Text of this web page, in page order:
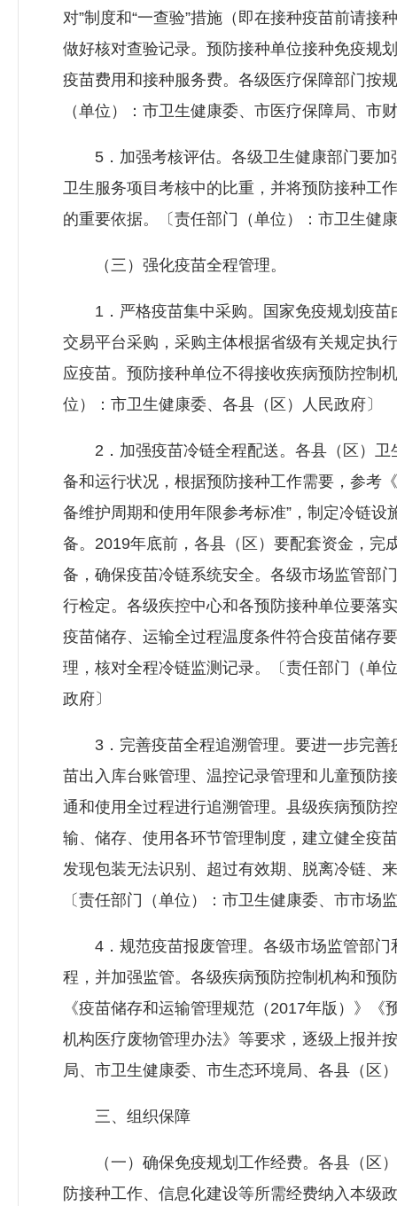
对”制度和“一查验”措施（即在接种疫苗前请
做好核对查验记录。预防接种单位接种免疫规
疫苗费用和接种服务费。各级医疗保障部门按
（单位）：市卫生健康委、市医疗保障局、市
5．加强考核评估。各级卫生健康部门要加
卫生服务项目考核中的比重，并将预防接种工
的重要依据。〔责任部门（单位）：市卫生健
（三）强化疫苗全程管理。
1．严格疫苗集中采购。国家免疫规划疫苗
交易平台采购，采购主体根据省级有关规定执
应疫苗。预防接种单位不得接收疾病预防控制
位）：市卫生健康委、各县（区）人民政府〕
2．加强疫苗冷链全程配送。各县（区）卫
备和运行状况，根据预防接种工作需要，参考
备维护周期和使用年限参考标准”，制定冷链
备。2019年底前，各县（区）要配套资金，完
备，确保疫苗冷链系统安全。各级市场监管部
行检定。各级疾控中心和各预防接种单位要落
疫苗储存、运输全过程温度条件符合疫苗储存
理，核对全程冷链监测记录。〔责任部门（单
政府〕
3．完善疫苗全程追溯管理。要进一步完善
苗出入库台账管理、温控记录管理和儿童预防
通和使用全过程进行追溯管理。县级疾病预防
输、储存、使用各环节管理制度，建立健全疫
发现包装无法识别、超过有效期、脱离冷链、
〔责任部门（单位）：市卫生健康委、市市场
4．规范疫苗报废管理。各级市场监管部门
程，并加强监管。各级疾病预防控制机构和预
《疫苗储存和运输管理规范（2017年版）》
机构医疗废物管理办法》等要求，逐级上报并
局、市卫生健康委、市生态环境局、各县（区
三、组织保障
（一）确保免疫规划工作经费。各县（区）
防接种工作、信息化建设等所需经费纳入本级